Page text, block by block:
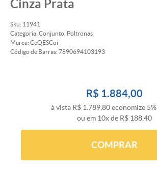
Cinza Prata
Sku: 11941
Categoria: Conjunto
Poltronas
Marca: CeQESCoi
Código de Barras: 7890694103193
R$ 1.884,00
à vista R$ 1.789,80economize 5%
ou em 10xde R$ 188,40
COMPRAR